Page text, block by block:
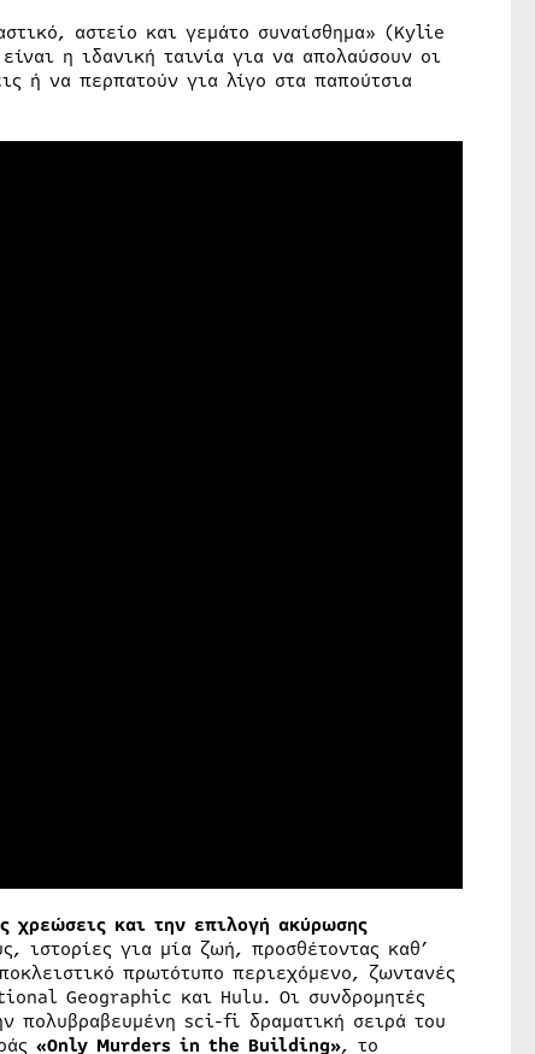
αστείο και γεμάτο συναίσθημα» (Kylie
η ιδανική ταινία για να απολαύσουν οι
ή να περπατούν για λίγο στα παπούτσια
χρεώσεις και την επιλογή ακύρωσης
ιστορίες για μία ζωή, προσθέτοντας καθ’
πρωτότυπο περιεχόμενο, ζωντανές
Geographic και Hulu. Οι συνδρομητές
πολυβραβευμένη sci-fi δραματική σειρά του
«Only Murders in the Building», το